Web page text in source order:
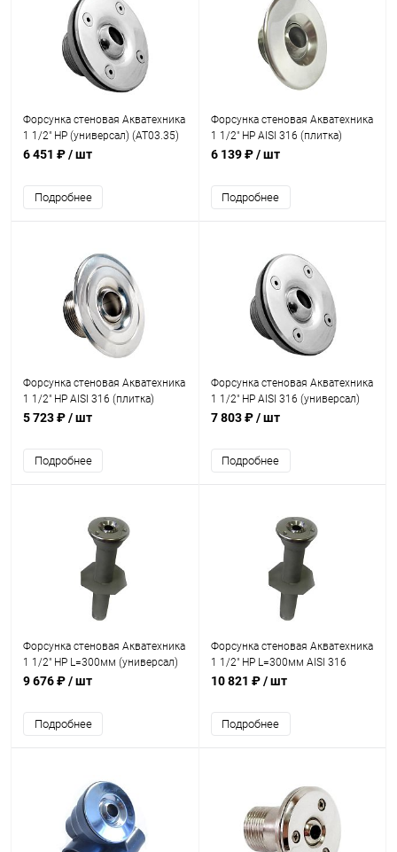
Форсунка стеновая Акватехника
1 1/2" НР (универсал) (AT03.35)
6 451 ₽/ шт
Подробнее
Форсунка стеновая Акватехника
1 1/2" НР AISI 316 (плитка)
(AT03.02M)
6 139 ₽/ шт
Подробнее
Форсунка стеновая Акватехника
1 1/2" НР AISI 316 (плитка)
(AT03.36M)
5 723 ₽/ шт
Подробнее
Форсунка стеновая Акватехника
1 1/2" НР AISI 316 (универсал)
(AT03.35M)
7 803 ₽/ шт
Подробнее
Форсунка стеновая Акватехника
1 1/2" НР L=300мм (универсал)
(AT03.12)
9 676 ₽/ шт
Подробнее
Форсунка стеновая Акватехника
1 1/2" НР L=300мм AISI 316
(универсал) (AT03.12M)
10 821 ₽/ шт
Подробнее